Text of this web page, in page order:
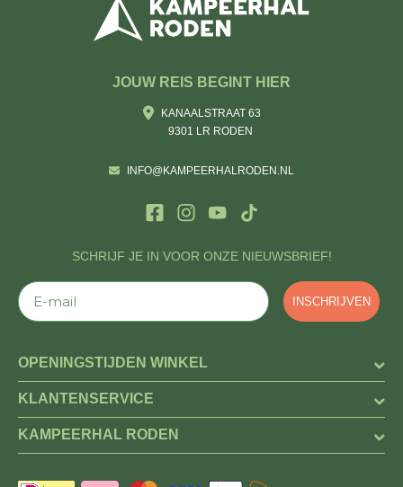
SCHRIJF JE IN VOOR ONZE NIEUWSBRIEF!
E-mail
INSCHRIJVEN
JOUW REIS BEGINT HIER
KANAALSTRAAT 63
9301 LR RODEN
INFO@KAMPEERHALRODEN.NL
OPENINGSTIJDEN WINKEL
KLANTENSERVICE
KAMPEERHAL RODEN